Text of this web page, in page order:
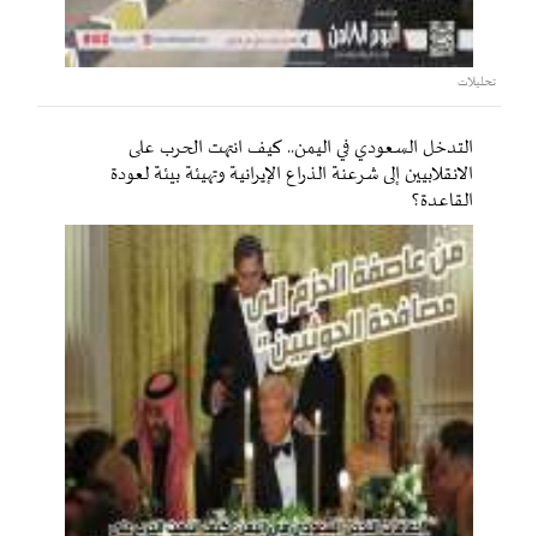
تحليلات
التدخل السعودي في اليمن.. كيف انتهت الحرب على
الانقلابيين إلى شرعنة الذراع الإيرانية وتهيئة بيئة لعودة
القاعدة؟